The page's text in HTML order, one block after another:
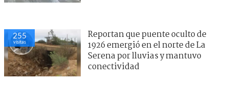
255
visitas
Reportan que puente oculto de
1926 emergió en el norte de La
Serena por lluvias y mantuvo
conectividad